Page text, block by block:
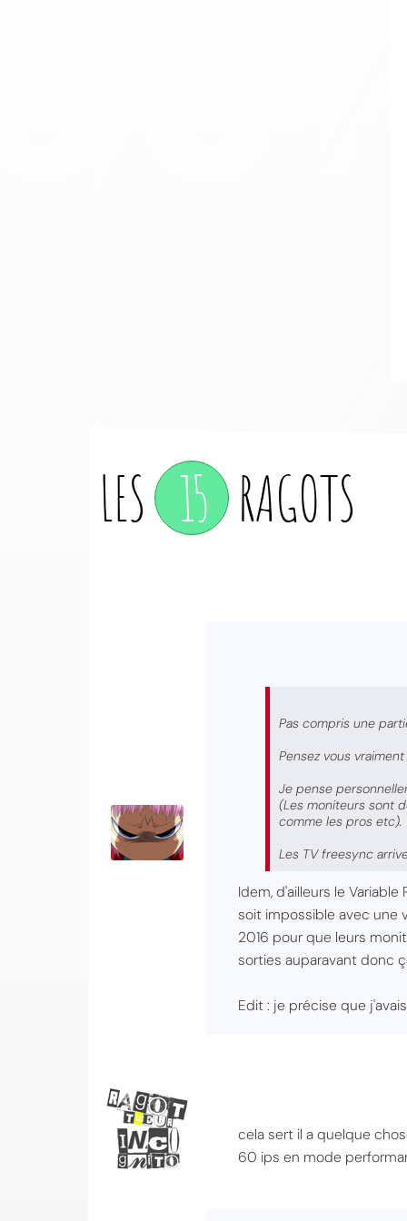
LES 15 RAGOTS
Pas compris une
Pensez vous
Je pense
(Les moniteurs sont
comme les pros etc).
Les TV freesync
Idem, d'ailleurs le
soit impossible avec une
2016 pour que leurs
sorties auparavant donc
Edit : je précise que
cela sert il a quelque
60 ips en mode